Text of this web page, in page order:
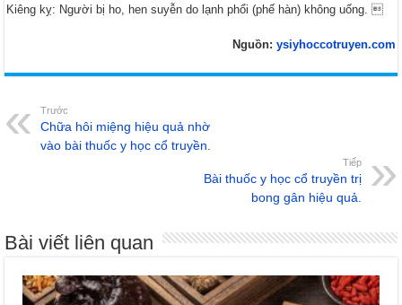
Kiêng kỵ: Người bị ho, hen suyễn do lạnh phổi (phế hàn) không uống. 
Nguồn: ysiyhoccotruyen.com
Trước
Chữa hôi miệng hiệu quả nhờ
vào bài thuốc y học cổ truyền.
Tiếp
Bài thuốc y học cổ truyền trị
bong gân hiệu quả.
Bài viết liên quan